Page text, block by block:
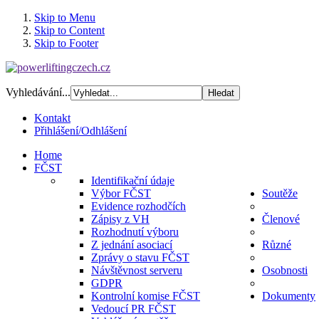
Skip to Menu
Skip to Content
Skip to Footer
Vyhledávání...
Kontakt
Přihlášení/Odhlášení
Home
FČST
Identifikační údaje
Výbor FČST
Evidence rozhodčích
Zápisy z VH
Rozhodnutí výboru
Z jednání asociací
Zprávy o stavu FČST
Návštěvnost serveru
GDPR
Kontrolní komise FČST
Vedoucí PR FČST
Soutěže
Členové
Různé
Osobnosti
Dokumenty